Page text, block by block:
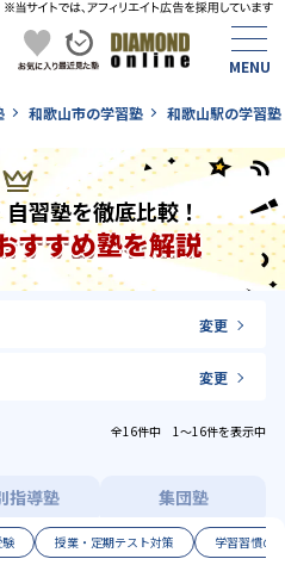
和歌山市の学習塾 和歌山駅の学習塾
習塾を徹底比較！
すすめ塾を解説
変更
変更
全16件中 1〜16件を表示中
指導塾 集団塾
験 授業・定期テスト対策 学習習慣の